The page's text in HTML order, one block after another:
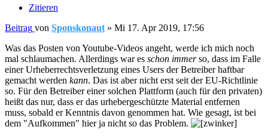
Zitieren
Beitrag von Sponskonaut» Mi 17. Apr 2019, 17:56
Was das Posten von Youtube-Videos angeht, werde ich mich noch
mal schlaumachen. Allerdings war es schon immerso, dass im Falle
einer Urheberrechtsverletzung eines Users der Betreiber haftbar
gemacht werden kann. Das ist aber nicht erst seit der EU-Richtlinie
so. Für den Betreiber einer solchen Plattform (auch für den privaten)
heißt das nur, dass er das urhebergeschützte Material entfernen
muss, sobald er Kenntnis davon genommen hat. Wie gesagt, ist bei
dem "Aufkommen" hier ja nicht so das Problem.